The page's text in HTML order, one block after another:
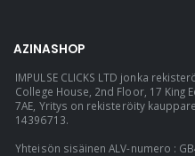
AZINASHOP
IMPULSE CLICKS LTD jonka
College House, 2nd Floor, 17 King
7AE, Yritys on rekisteröity
14396713.
Yhteisön sisäinen ALV-numero :